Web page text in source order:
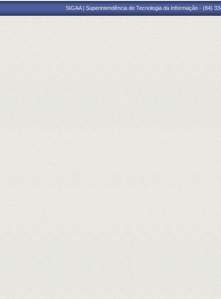
SIGAA | Superintendência de Tecnologia da Informação - (84)